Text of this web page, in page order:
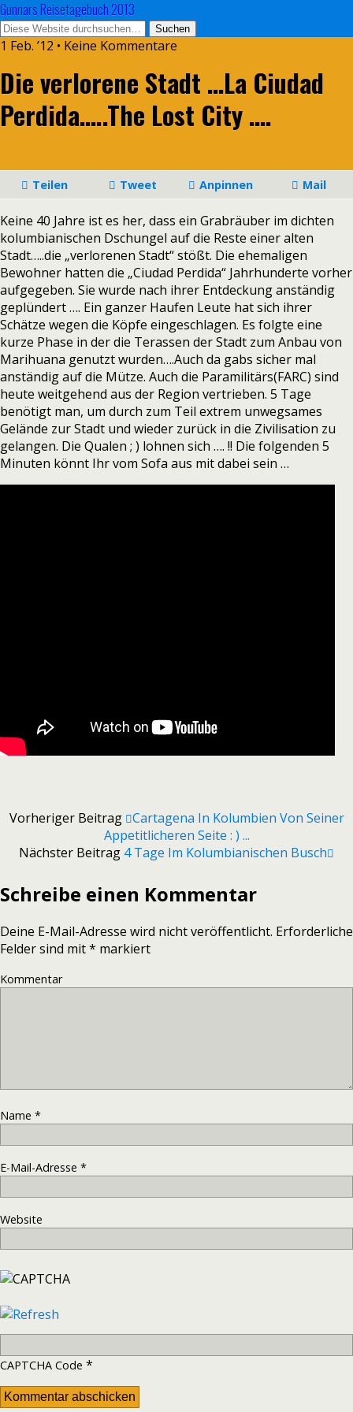
Gunnars Reisetagebuch 2013
1 Feb. ’12 • Keine Kommentare
Die verlorene Stadt …La Ciudad
Perdida…..The Lost City ….
Teilen Tweet Anpinnen Mail
Keine 40 Jahre ist es her, dass ein Grabräuber im dichten
kolumbianischen Dschungel auf die Reste einer alten
Stadt…..die „verlorenen Stadt“ stößt. Die ehemaligen
Bewohner hatten die „Ciudad Perdida“ Jahrhunderte vorher
aufgegeben. Sie wurde nach ihrer Entdeckung anständig
geplündert …. Ein ganzer Haufen Leute hat sich ihrer
Schätze wegen die Köpfe eingeschlagen. Es folgte eine
kurze Phase in der die Terassen der Stadt zum Anbau von
Marihuana genutzt wurden….Auch da gabs sicher mal
anständig auf die Mütze. Auch die Paramilitärs(FARC) sind
heute weitgehend aus der Region vertrieben. 5 Tage
benötigt man, um durch zum Teil extrem unwegsames
Gelände zur Stadt und wieder zurück in die Zivilisation zu
gelangen. Die Qualen ; ) lohnen sich …. !! Die folgenden 5
Minuten könnt Ihr vom Sofa aus mit dabei sein …
Vorheriger Beitrag Cartagena In Kolumbien Von Seiner
Appetitlicheren Seite : ) ...
Nächster Beitrag 4 Tage Im Kolumbianischen Busch
Schreibe einen Kommentar
Deine E-Mail-Adresse wird nicht veröffentlicht. Erforderliche
Felder sind mit* markiert
Kommentar
Name *
E-Mail-Adresse *
Website
CAPTCHA Code *